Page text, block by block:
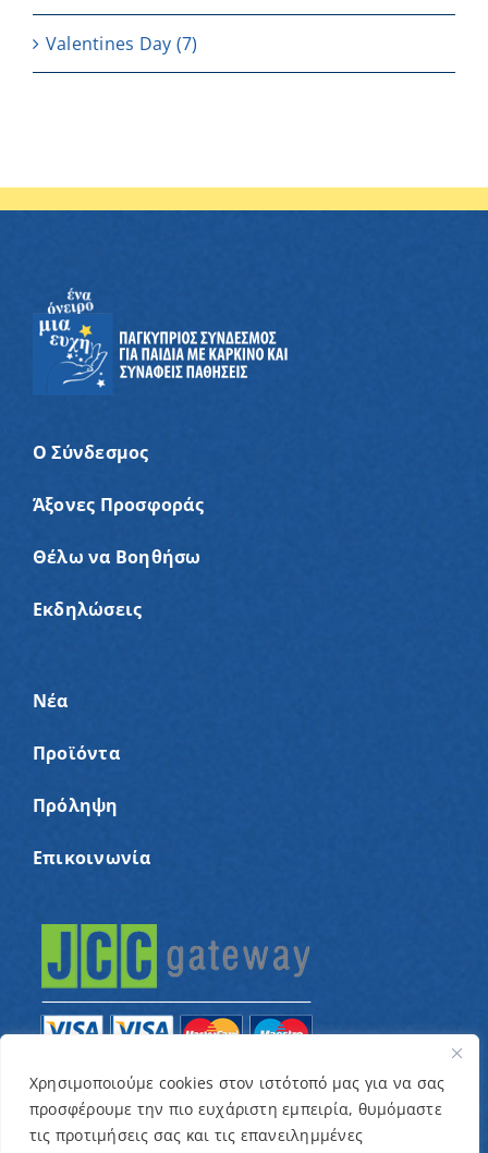
Χρησιμοποιούμε cookies στον ιστότοπό μας για να σας
προσφέρουμε την πιο ευχάριστη εμπειρία, θυμόμαστε
τις προτιμήσεις σας και τις επανειλημμένες
Valentines Day (7)
Ο Σύνδεσμος
Άξονες Προσφοράς
Θέλω να Βοηθήσω
Εκδηλώσεις
Νέα
Προϊόντα
Πρόληψη
Επικοινωνία
© Copyright 2022 – Παγκύπριος Σύνδεσμος για